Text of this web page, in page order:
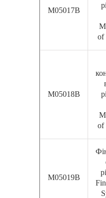
М05017В
of
М05018В
of
М05019В